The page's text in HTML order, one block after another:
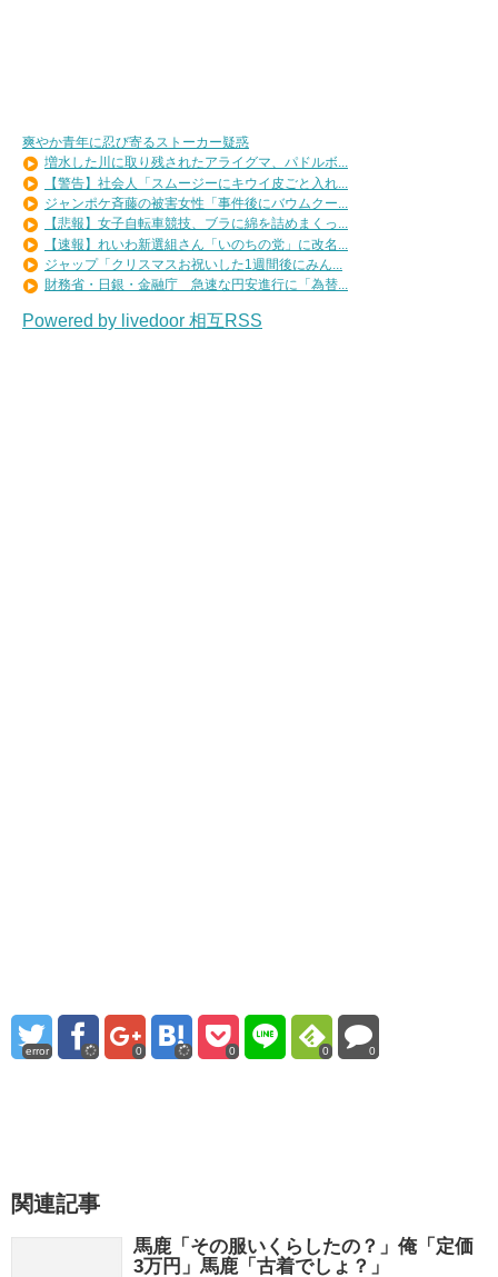
爽やか青年に忍び寄るストーカー疑惑
増水した川に取り残されたアライグマ、パドルボ...
【警告】社会人「スムージーにキウイ皮ごと入れ...
ジャンポケ斉藤の被害女性「事件後にバウムクー...
【悲報】女子自転車競技、ブラに綿を詰めまくっ...
【速報】れいわ新選組さん「いのちの党」に改名...
ジャップ「クリスマスお祝いした1週間後にみん...
財務省・日銀・金融庁 急速な円安進行に「為替...
Powered by livedoor 相互RSS
error 0 0 0 0
関連記事
馬鹿「その服いくらしたの？」俺「定価
3万円」馬鹿「古着でしょ？」